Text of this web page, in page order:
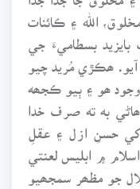
الله ۽ ڪائنات
بسطاميءَ جي
ھڪڙي مُريد چيو
ھو ۽ ٻيو ڪجھه
ھاڻي به ته صرف خدا
کي حسنِ ازل ۽ عقلِ
۾ ابليس لعنتي
جو مظھر سمجھيو